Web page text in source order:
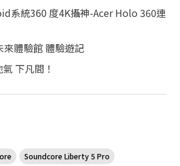
系統360 度4K攝神-Acer Holo 360連
來體驗館 體驗遊記
氣 下凡間！
Soundcore Liberty 5 Pro